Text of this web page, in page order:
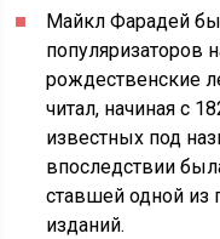
Майкл Фарадей
популяризаторов
рождественские
читал, начиная с
известных под
впоследствии
ставшей одной из
изданий.